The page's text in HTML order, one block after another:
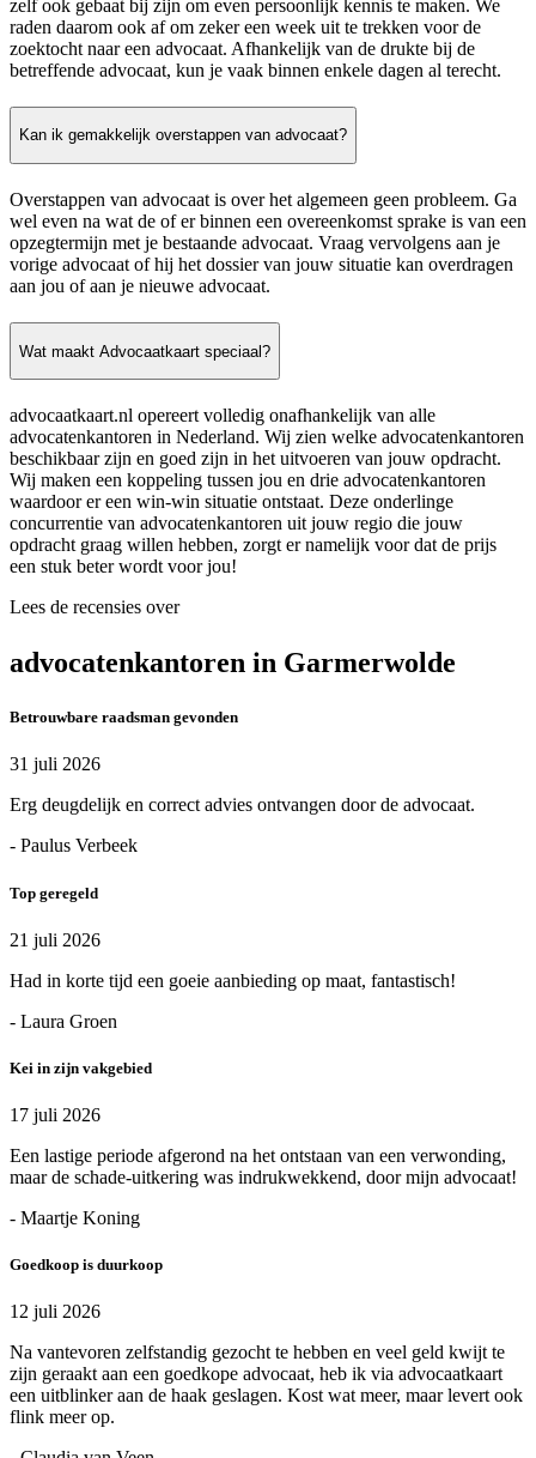
zelf ook gebaat bij zijn om even persoonlijk kennis te maken. We
raden daarom ook af om zeker een week uit te trekken voor de
zoektocht naar een advocaat. Afhankelijk van de drukte bij de
betreffende advocaat, kun je vaak binnen enkele dagen al terecht.
Kan ik gemakkelijk overstappen van advocaat?
Overstappen van advocaat is over het algemeen geen probleem. Ga
wel even na wat de of er binnen een overeenkomst sprake is van een
opzegtermijn met je bestaande advocaat. Vraag vervolgens aan je
vorige advocaat of hij het dossier van jouw situatie kan overdragen
aan jou of aan je nieuwe advocaat.
Wat maakt Advocaatkaart speciaal?
advocaatkaart.nl opereert volledig onafhankelijk van alle
advocatenkantoren in Nederland. Wij zien welke advocatenkantoren
beschikbaar zijn en goed zijn in het uitvoeren van jouw opdracht.
Wij maken een koppeling tussen jou en drie advocatenkantoren
waardoor er een win-win situatie ontstaat. Deze onderlinge
concurrentie van advocatenkantoren uit jouw regio die jouw
opdracht graag willen hebben, zorgt er namelijk voor dat de prijs
een stuk beter wordt voor jou!
Lees de recensies over
advocatenkantoren in Garmerwolde
Betrouwbare raadsman gevonden
31 juli 2026
Erg deugdelijk en correct advies ontvangen door de advocaat.
- Paulus Verbeek
Top geregeld
21 juli 2026
Had in korte tijd een goeie aanbieding op maat, fantastisch!
- Laura Groen
Kei in zijn vakgebied
17 juli 2026
Een lastige periode afgerond na het ontstaan van een verwonding,
maar de schade-uitkering was indrukwekkend, door mijn advocaat!
- Maartje Koning
Goedkoop is duurkoop
12 juli 2026
Na vantevoren zelfstandig gezocht te hebben en veel geld kwijt te
zijn geraakt aan een goedkope advocaat, heb ik via advocaatkaart
een uitblinker aan de haak geslagen. Kost wat meer, maar levert ook
flink meer op.